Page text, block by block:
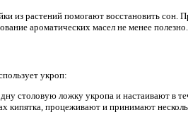
из растений помогают восстановить сон.
ароматических масел не менее полезно.
укроп:
столовую ложку укропа и настаивают в
кипятка, процеживают и принимают